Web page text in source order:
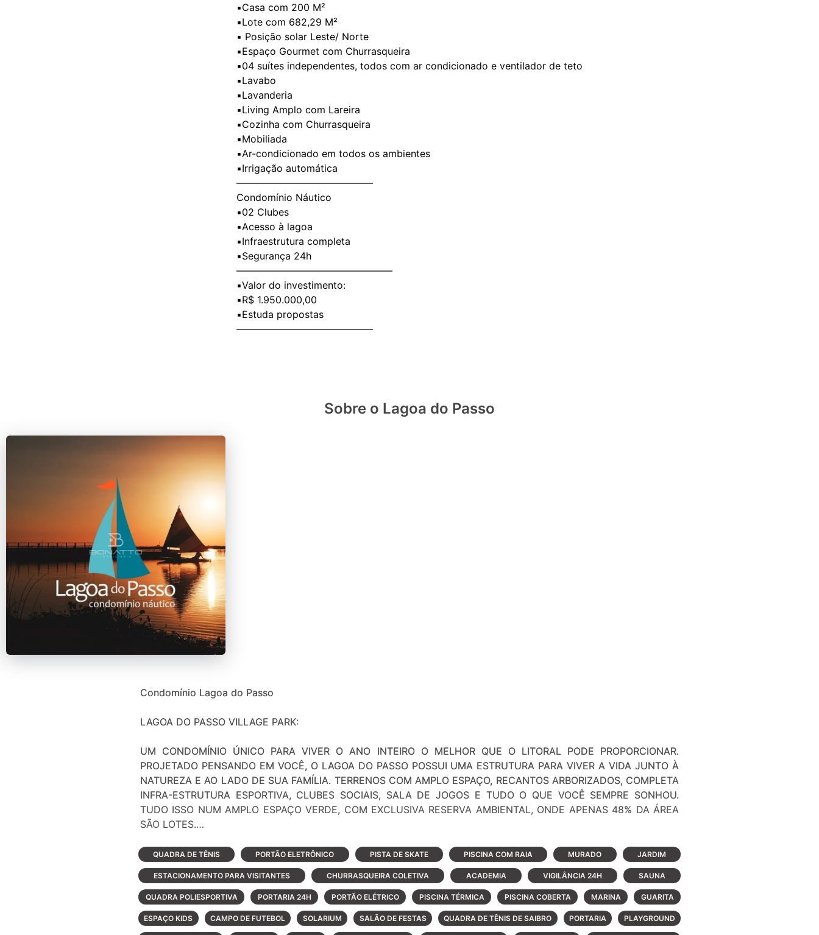
▪️Casa com 200 M²
▪️Lote com 682,29 M²
▪️ Posição solar Leste/ Norte
▪️Espaço Gourmet com Churrasqueira
▪️04 suítes independentes, todos com ar condicionado e ventilador de teto
▪️Lavabo
▪️Lavanderia
▪️Living Amplo com Lareira
▪️Cozinha com Churrasqueira
▪️Mobiliada
▪️Ar-condicionado em todos os ambientes
▪️Irrigação automática
——————————————
Condomínio Náutico
▪️02 Clubes
▪️Acesso à lagoa
▪️Infraestrutura completa
▪️Segurança 24h
————————————————
▪️Valor do investimento:
▪️R$ 1.950.000,00
▪️Estuda propostas
——————————————
Sobre o Lagoa do Passo
Condomínio Lagoa do Passo
LAGOA DO PASSO VILLAGE PARK:
UM CONDOMÍNIO ÚNICO PARA VIVER O ANO INTEIRO O MELHOR QUE O LITORAL PODE PROPORCIONAR.
PROJETADO PENSANDO EM VOCÊ, O LAGOA DO PASSO POSSUI UMA ESTRUTURA PARA VIVER A VIDA JUNTO À
NATUREZA E AO LADO DE SUA FAMÍLIA. TERRENOS COM AMPLO ESPAÇO, RECANTOS ARBORIZADOS, COMPLETA
INFRA-ESTRUTURA ESPORTIVA, CLUBES SOCIAIS, SALA DE JOGOS E TUDO O QUE VOCÊ SEMPRE SONHOU.
TUDO ISSO NUM AMPLO ESPAÇO VERDE, COM EXCLUSIVA RESERVA AMBIENTAL, ONDE APENAS 48% DA ÁREA
SÃO LOTES.
Condomínio fechado na beira da Lagoa.
O LAGOA DO PASSO VILLAGE PARK mais do que oferecer a segurança e a tranqüilidade de um condomínio fechado
com segurança 24 horas, o conceito Village Park, traz uma grande variedade de opções de lazer e esporte.
Para você divertir-se e exercitar-se o ano inteiro, transformamos 46 hectares em um gran-de clube, dentro de um
lindo parque privativo à beira da lagoa.
QUADRA DE TÊNIS PORTÃO ELETRÔNICO PISTA DE SKATE PISCINA COM RAIA MURADO JARDIM
ESTACIONAMENTO PARA VISITANTES CHURRASQUEIRA COLETIVA ACADEMIA VIGILÂNCIA 24H SAUNA
QUADRA POLIESPORTIVA PORTARIA 24H PORTÃO ELÉTRICO PISCINA TÉRMICA PISCINA COBERTA MARINA GUARITA
ESPAÇO KIDS CAMPO DE FUTEBOL SOLARIUM SALÃO DE FESTAS QUADRA DE TÊNIS DE SAIBRO PORTARIA PLAYGROUND